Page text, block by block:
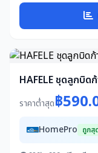
HAFELE ชุดลูกบิด
ราคาต่ำสุด฿
HomePro ถูกสุ